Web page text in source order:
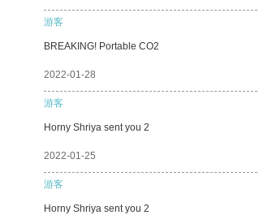
游客
BREAKING! Portable CO2
2022-01-28
游客
Horny Shriya sent you 2
2022-01-25
游客
Horny Shriya sent you 2